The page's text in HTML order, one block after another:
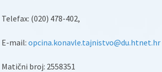
Telefax: (020) 478-402,
E-mail: opcina.konavle.tajnistvo@du.htnet.hr
Matični broj: 2558351